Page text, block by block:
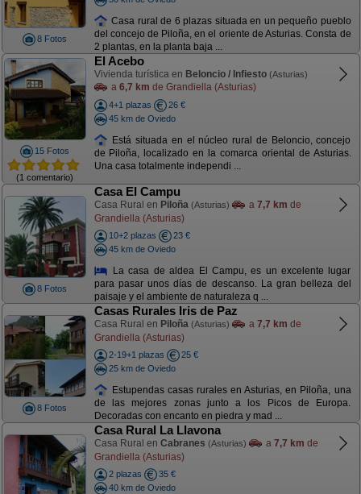
8 Fotos
Casa rural de 6 plazas situada en un pequeño pueblo
del concejo de Piloña, en el oriente de Asturias. Consta de
2 plantas, en la planta baja ...
15 Fotos
(1 comentario)
El Acebo
Vivienda turística en Beloncio / Infiesto (Asturias)
a 6,7 km de Grandiella (Asturias)
4+1 plazas
26 €
45 km de Oviedo
Está situada en el núcleo rural de Beloncio, concejo
de Piloña, localizado en la comarca oriental de Asturias.
Una casa totalmente independi ...
8 Fotos
Casa El Campu
Casa Rural en Piloña (Asturias) a 7,7 km de
Grandiella (Asturias)
10+2 plazas
23 €
45 km de Oviedo
La casa de aldea El Campu, es un excelente lugar
para pasar unos días de descanso. La gran belleza del
paisaje y el ambiente de naturaleza q ...
8 Fotos
Casas Rurales Iris de Paz
Casa Rural en Piloña (Asturias) a 7,7 km de
Grandiella (Asturias)
2-19+1 plazas
25 €
25 km de Oviedo
Estupendas casas rurales en Asturias, en Piloña, una
de las mejores zonas junto a los Picos de Europa.
Decoradas con encanto en piedra y mad ...
Casa Rural La Llavona
Casa Rural en Cabranes (Asturias) a 7,7 km de
Grandiella (Asturias)
2 plazas
35 €
40 km de Oviedo